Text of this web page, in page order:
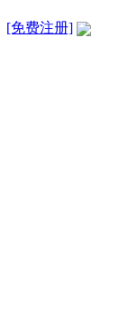
[免费注册]